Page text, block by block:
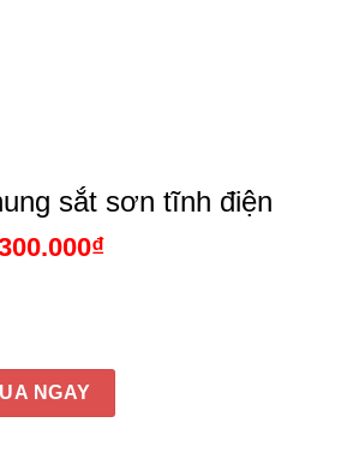
sắt sơn tĩnh điện
gốc
₫Giá
tĩnh điện số lượng
NGAY